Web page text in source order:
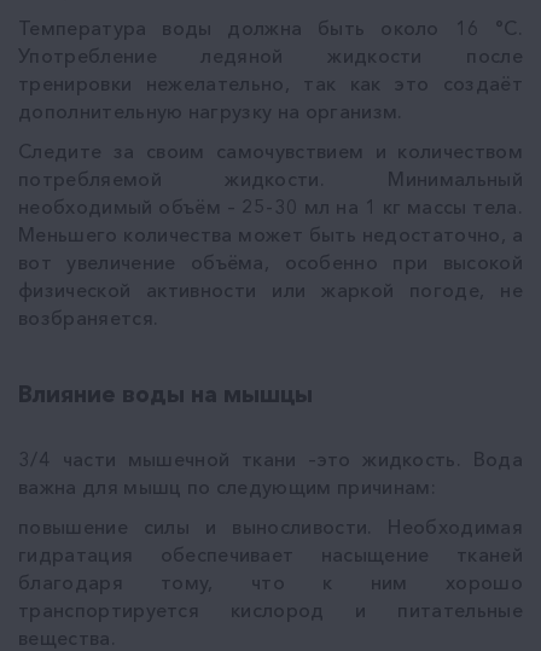
Температура воды должна быть около 16 °С.
Употребление ледяной жидкости после
тренировки нежелательно, так как это создаёт
дополнительную нагрузку на организм.
Следите за своим самочувствием и количеством
потребляемой жидкости. Минимальный
необходимый объём – 25-30 мл на 1 кг массы тела.
Меньшего количества может быть недостаточно, а
вот увеличение объёма, особенно при высокой
физической активности или жаркой погоде, не
возбраняется.
Влияние воды на мышцы
3/4 части мышечной ткани –это жидкость. Вода
важна для мышц по следующим причинам:
повышение силы и выносливости. Необходимая
гидратация обеспечивает насыщение тканей
благодаря тому, что к ним хорошо
транспортируется кислород и питательные
вещества.